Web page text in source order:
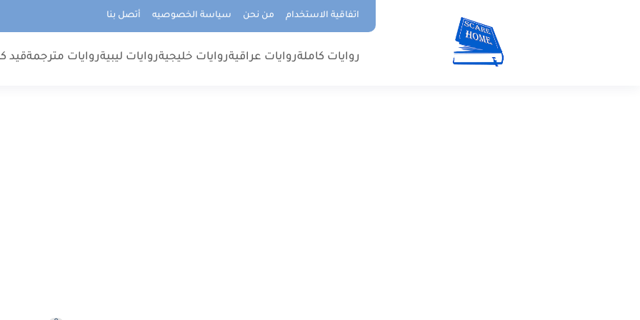
اتفاقية الاستخدام من نحن سياسة الخصوصيه أتصل بنا
روايات كاملةروايات عراقيةروايات خليجيةروايات ليبيةروايات مترجمةقيد